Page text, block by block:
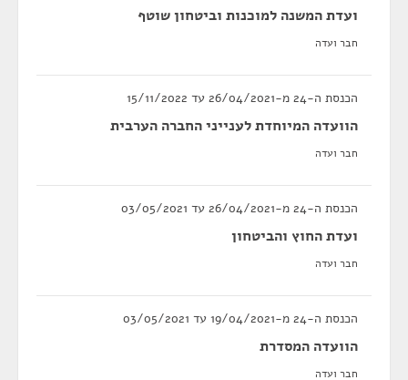
ועדת המשנה למוכנות וביטחון שוטף
חבר ועדה
הכנסת ה-24 מ-26/04/2021 עד 15/11/2022
הוועדה המיוחדת לענייני החברה הערבית
חבר ועדה
הכנסת ה-24 מ-26/04/2021 עד 03/05/2021
ועדת החוץ והביטחון
חבר ועדה
הכנסת ה-24 מ-19/04/2021 עד 03/05/2021
הוועדה המסדרת
חבר ועדה